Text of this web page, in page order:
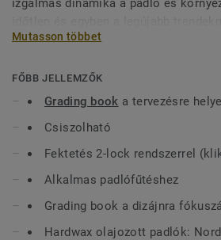
izgalmas dinamika a padló és
Noble kollekció klasszikus
lakkal kezeltek. A padlók többsége
tovább kiemelje a minta látványát. A
szintén fellelhető kosárfonás
Mutasson többet
FŐBB JELLEMZŐK
Grading book a tervezésre
Csiszolható
Fektetés 2-lock rendszerrel
Alkalmas padlófűtéshez
Grading book a dizájnra fókuszál
Hardwax olajozott padlók: